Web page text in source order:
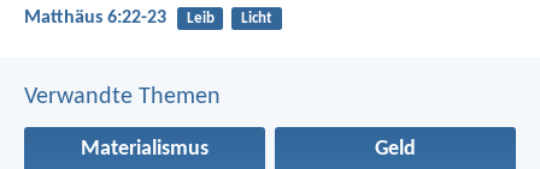
Matthäus 6:22-23 Leib Licht
Verwandte Themen
Materialismus Geld